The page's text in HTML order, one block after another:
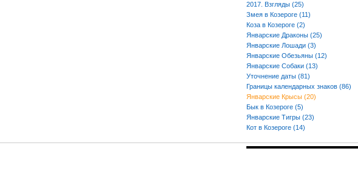
2017. Взгляды (25)
Змея в Козероге (11)
Коза в Козероге (2)
Январские Драконы (25)
Январские Лошади (3)
Январские Обезьяны (12)
Январские Собаки (13)
Уточнение даты (81)
Границы календарных знаков (86)
Январские Крысы (20)
Бык в Козероге (5)
Январские Тигры (23)
Кот в Козероге (14)